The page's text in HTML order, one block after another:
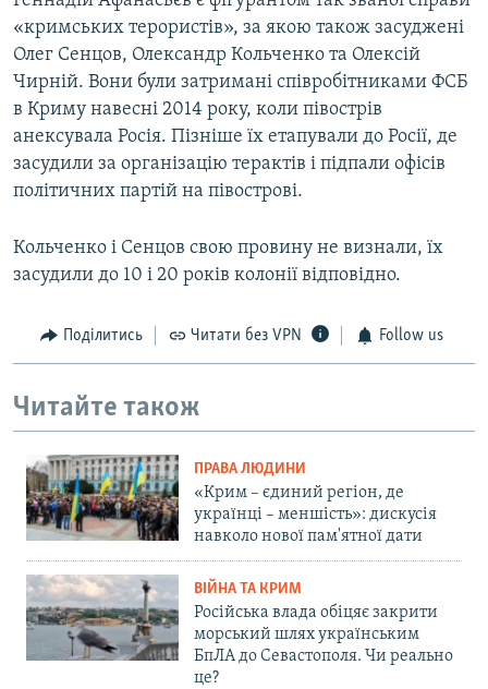
«кримських терористів», за якою також засуджені
Олег Сенцов, Олександр Кольченко та Олексій
Чирній. Вони були затримані співробітниками ФСБ
в Криму навесні 2014 року, коли півострів
анексувала Росія. Пізніше їх етапували до Росії, де
засудили за організацію терактів і підпали офісів
політичних партій на півострові.
Кольченко і Сенцов свою провину не визнали, їх
засудили до 10 і 20 років колонії відповідно.
Поділитись Читати без VPN Follow us
Читайте також
ПРАВА ЛЮДИНИ
«Крим – єдиний регіон, де
українці – меншість»: дискусія
навколо нової пам'ятної дати
ВІЙНА ТА КРИМ
Російська влада обіцяє закрити
морський шлях українським
БпЛА до Севастополя. Чи реально
це?